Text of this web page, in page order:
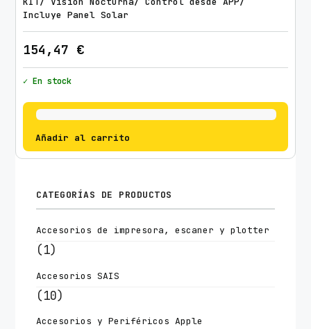
Incluye Panel Solar
154,47 €
✓ En stock
Añadir al carrito
CATEGORÍAS DE PRODUCTOS
Accesorios de impresora, escaner y plotter
(1)
Accesorios SAIS
(10)
Accesorios y Periféricos Apple